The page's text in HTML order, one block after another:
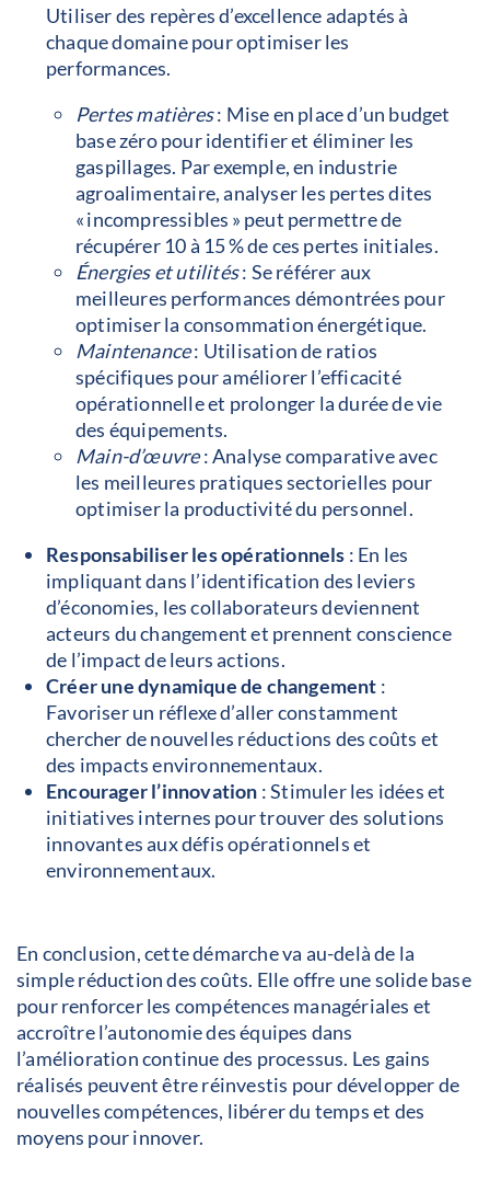
Utiliser des repères d’excellence adaptés à
chaque domaine pour optimiser les
performances.
Pertes matières: Mise en place d’un budget
base zéro pour identifier et éliminer les
gaspillages. Par exemple, en industrie
agroalimentaire, analyser les pertes dites
« incompressibles » peut permettre de
récupérer 10 à 15 % de ces pertes initiales.
Énergies et utilités: Se référer aux
meilleures performances démontrées pour
optimiser la consommation énergétique.
Maintenance: Utilisation de ratios
spécifiques pour améliorer l’efficacité
opérationnelle et prolonger la durée de vie
des équipements.
Main-d’œuvre: Analyse comparative avec
les meilleures pratiques sectorielles pour
optimiser la productivité du personnel.
Responsabiliser les opérationnels : En les
impliquant dans l’identification des leviers
d’économies, les collaborateurs deviennent
acteurs du changement et prennent conscience
de l’impact de leurs actions.
Créer une dynamique de changement :
Favoriser un réflexe d’aller constamment
chercher de nouvelles réductions des coûts et
des impacts environnementaux.
Encourager l’innovation : Stimuler les idées et
initiatives internes pour trouver des solutions
innovantes aux défis opérationnels et
environnementaux.
En conclusion, cette démarche va au-delà de la
simple réduction des coûts. Elle offre une solide base
pour renforcer les compétences managériales et
accroître l’autonomie des équipes dans
l’amélioration continue des processus. Les gains
réalisés peuvent être réinvestis pour développer de
nouvelles compétences, libérer du temps et des
moyens pour innover.